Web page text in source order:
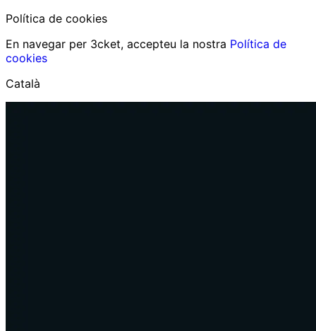
Política de cookies
En navegar per 3cket, accepteu la nostra Política de
cookies
Català